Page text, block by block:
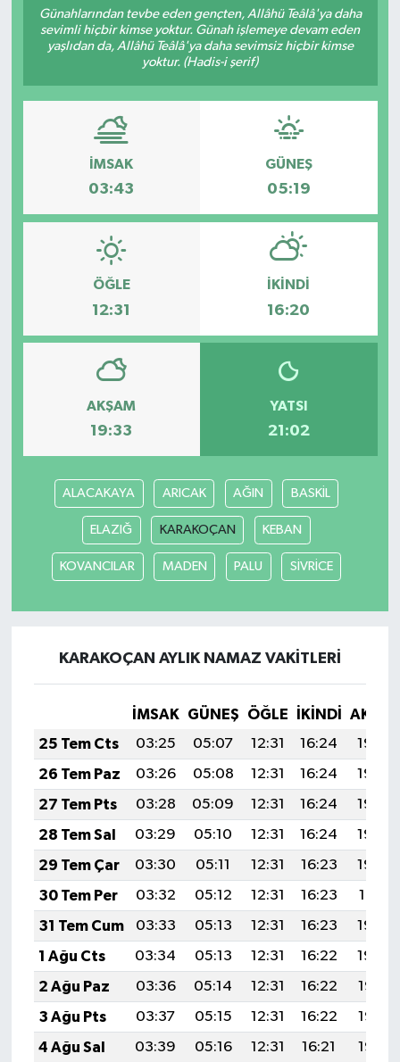
Günahlarından tevbe eden gençten, Allâhü Teâlâ'ya daha
sevimli hiçbir kimse yoktur. Günah işlemeye devam eden
yaşlıdan da, Allâhü Teâlâ'ya daha sevimsiz hiçbir kimse
yoktur. (Hadis-i şerif)
İMSAK
03:43
GÜNEŞ
05:19
ÖĞLE
12:31
İKINDI
16:20
AKŞAM
19:33
YATSI
21:02
ALACAKAYA ARICAK AĞIN BASKİL
ELAZIĞ KARAKOÇAN KEBAN
KOVANCILAR MADEN PALU SİVRİCE
KARAKOÇAN AYLIK NAMAZ VAKITLERI
İMSAK GÜNEŞ ÖĞLE İKINDI
25 Tem Cts
03:25 05:07 12:31 16:24
19:46
26 Tem Paz
03:26 05:08 12:31 16:24
19:45
27 Tem Pts
03:28 05:09 12:31 16:24
19:44
28 Tem Sal
03:29 05:10 12:31 16:24
19:43
29 Tem Çar
03:30 05:11 12:31 16:23
19:42
30 Tem Per
03:32 05:12 12:31 16:23
19:41
31 Tem Cum
03:33 05:13 12:31 16:23
19:40
1 Ağu Cts
03:34 05:13 12:31 16:22
19:39
2 Ağu Paz
03:36 05:14 12:31 16:22
19:38
3 Ağu Pts
03:37 05:15 12:31 16:22
19:37
4 Ağu Sal
03:39 05:16 12:31 16:21
19:36